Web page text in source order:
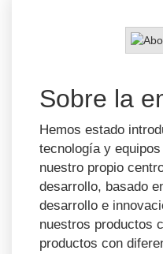
Sobre la
Hemos estado
tecnología y
nuestro propio
desarrollo, basado
desarrollo e
nuestros productos
productos con